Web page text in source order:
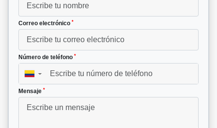
Correo electrónico *
Número de teléfono *
▼
Mensaje *